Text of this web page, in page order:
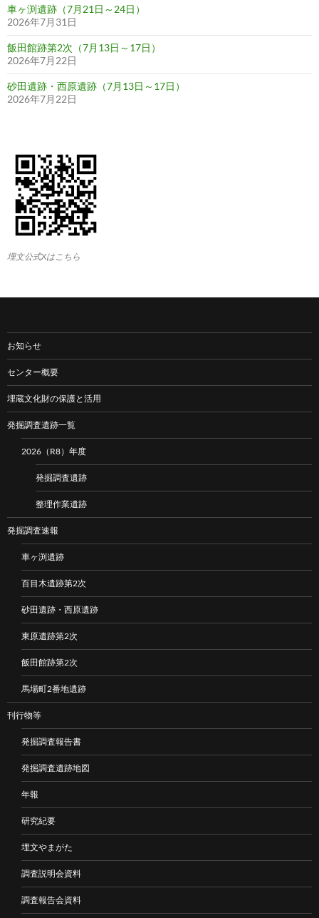
車ヶ渕遺跡（7月21日～24日）
2026年7月31日
飯田館跡第2次（7月13日～17日）
2026年7月22日
砂田遺跡・西原遺跡（7月13日～17日）
2026年7月22日
埋文公式Xはこちら
お知らせ
センター概要
埋蔵文化財の保護と活用
発掘調査遺跡一覧
2026（R8）年度
発掘調査遺跡
整理作業遺跡
発掘調査速報
車ヶ渕遺跡
百目木遺跡第2次
砂田遺跡・西原遺跡
東原遺跡第2次
飯田館跡第2次
馬場町2番地遺跡
刊行物等
発掘調査報告書
発掘調査遺跡地図
年報
研究紀要
埋文やまがた
調査説明会資料
調査報告会資料